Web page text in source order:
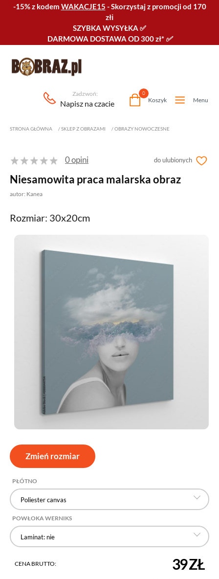
-15% z kodem WAKACJE15 -Skorzystaj z promocji od 170
złℹ️
SZYBKA WYSYŁKA ✅
DARMOWA DOSTAWA OD 300 zł* ✅
Zadzwoń:
Napisz na czacie Koszyk
0
Menu
STRONA GŁÓWNA /SKLEP Z OBRAZAMI /OBRAZY NOWOCZESNE
do ulubionych
0 opini
Niesamowita praca malarska obraz
autor: Kanea
Rozmiar: 30x20cm
Zmień rozmiar
PŁÓTNO
Poliester canvas
POWŁOKA WERNIKS
Laminat: nie
CENA BRUTTO: 39 ZŁ